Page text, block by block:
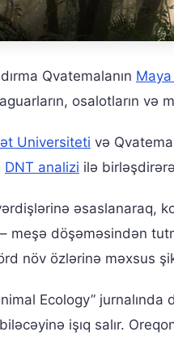
Qvatemalanın
osalotların və
Universiteti və
DNT analizi ilə
əsaslanaraq,
meşə döşəməsindən
növ özlərinə məxsus
Ecology”
işıq salır.